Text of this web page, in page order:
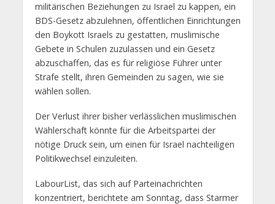
militärischen Beziehungen zu Israel zu kappen, ein
BDS-Gesetz abzulehnen, öffentlichen Einrichtungen
den Boykott Israels zu gestatten, muslimische
Gebete in Schulen zuzulassen und ein Gesetz
abzuschaffen, das es für religiöse Führer unter
Strafe stellt, ihren Gemeinden zu sagen, wie sie
wählen sollen.
Der Verlust ihrer bisher verlässlichen muslimischen
Wählerschaft könnte für die Arbeitspartei der
nötige Druck sein, um einen für Israel nachteiligen
Politikwechsel einzuleiten.
LabourList, das sich auf Parteinachrichten
konzentriert, berichtete am Sonntag, dass Starmer